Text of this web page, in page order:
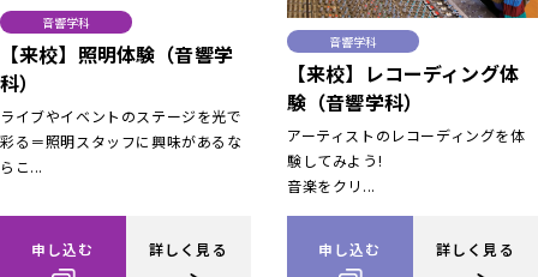
音響学科
【来校】照明体験（音響学
科）
ライブやイベントのステージを光で
彩る＝照明スタッフに興味があるな
らこ...
申し込む 詳しく見る
音響学科
【来校】レコーディング体
験（音響学科）
アーティストのレコーディングを体
験してみよう!
音楽をクリ...
申し込む 詳しく見る